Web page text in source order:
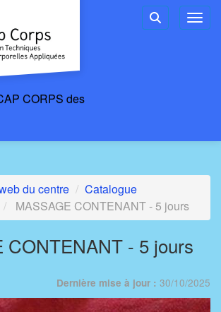
Rechercher
CORPS des
du centre
Catalogue
MASSAGE CONTENANT - 5 jours
CONTENANT - 5 jours
Dernière mise à jour : 30/10/2025